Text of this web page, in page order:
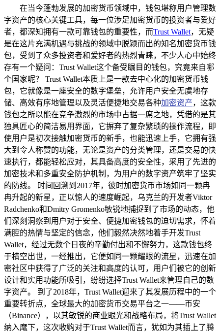
在当今蓬勃发展的加密货币领域中，钱包堪称用户管理数
字资产的核心关键工具，每一位涉足加密货币的投资者与爱好
者，都深知拥有一款可靠钱包的重要性，而Trust Wallet，无疑
是在这片充满机遇与挑战的领域中脱颖而出的知名加密货币钱
包，受到了众多投资者和爱好者的热烈青睐，不少人心中始终
存有一个疑问：Trust Wallet这个备受瞩目的钱包，究竟来自哪
个国家呢？ Trust Wallet本质上是一款去中心化的加密货币钱
包，它就像是一座安全的数字堡垒，允许用户安全无虞地存
储、高效有序地管理以及灵活便捷地交易各种加密资产，这款
钱包之所以能在竞争激烈的市场中占据一席之地，凭借的是其
独具匠心的简洁易用界面，它摒弃了复杂繁琐的操作流程，即
使用户是初次接触加密货币的新手，也能迅速上手，它拥有强
大到令人称赞的功能，无论是资产的分类管理，还是交易的快
速执行，都能轻松应对，其具备高度的安全性，采用了先进的
加密技术和多重安全防护机制，为用户的数字资产筑牢了坚实
的防线。 时间回溯到2017年，彼时加密货币市场如同一颗冉
冉升起的新星，正以惊人的速度崛起，乌克兰的开发者Viktor
Radchenko和Dmitry Gromenko敏锐地捕捉到了市场的动态，他
们深刻洞察到用户对于安全、便捷加密钱包的迫切需求，怀着
满腔的热情与坚定的信念，他们毅然决然地着手开发Trust
Wallet，经过无数个日夜的辛勤付出和不懈努力，这款钱包终
于横空出世，一经推出，它便如同一颗耀眼的流星，迅速在加
密社区中获得了广泛的关注和高度的认可，用户们被它的创新
设计和实用功能所吸引，纷纷选择Trust Wallet来管理自己的数
字资产。 到了2018年，Trust Wallet迎来了其发展历程中的一个
重要转折点，全球最大的加密货币交易平台之一——币安
（Binance），以其敏锐的商业眼光和战略布局，将Trust Wallet
纳入麾下，这次收购对于Trust Wallet而言，犹如为其插上了腾